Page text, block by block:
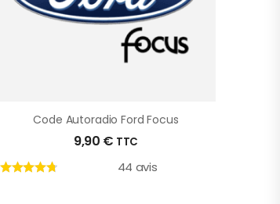
Code Autoradio Ford Focus
9,90 € TTC
44 avis